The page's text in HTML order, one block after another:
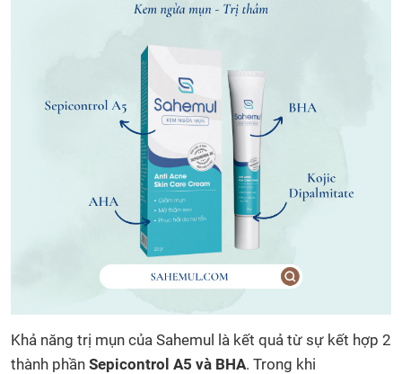
Khả năng trị mụn của Sahemul là kết quả từ sự kết hợp 2
thành phần Sepicontrol A5 và BHA. Trong khi